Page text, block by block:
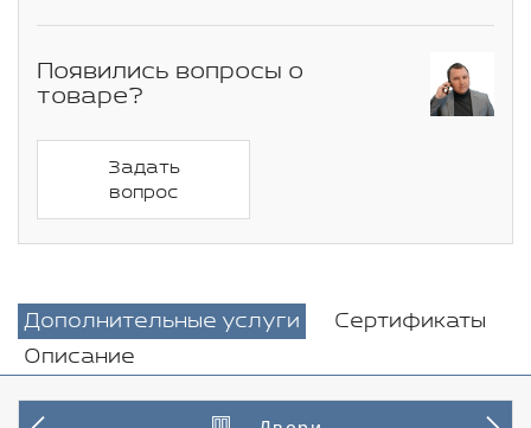
Появились вопросы о
товаре?
Задать
вопрос
Дополнительные услуги
Сертификаты
Описание